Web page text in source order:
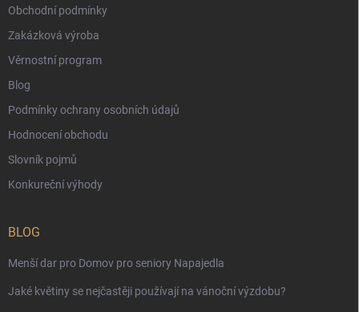
Obchodní podmínky
Zakázková výroba
Věrnostní program
Blog
Podmínky ochrany osobních údajů
Hodnocení obchodu
Slovník pojmů
Konkureční výhody
BLOG
Menší dar pro Domov pro seniory Napajedla
Jaké květiny se nejčastěji používají na vánoční výzdobu?